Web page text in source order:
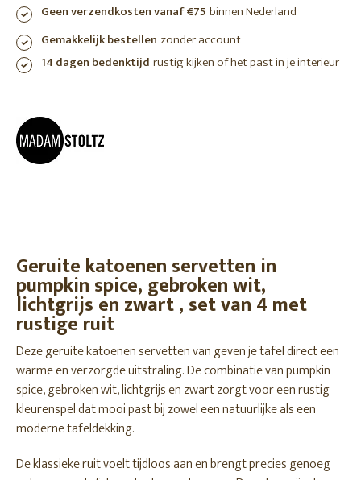
Geen verzendkosten vanaf €75 binnen Nederland
Gemakkelijk bestellen zonder account
14 dagen bedenktijd rustig kijken of het past in je interieur
Geruite katoenen servetten in
pumpkin spice, gebroken wit,
lichtgrijs en zwart , set van 4 met
rustige ruit
Deze geruite katoenen servetten van geven je tafel direct een
warme en verzorgde uitstraling. De combinatie van pumpkin
spice, gebroken wit, lichtgrijs en zwart zorgt voor een rustig
kleurenspel dat mooi past bij zowel een natuurlijke als een
moderne tafeldekking.
De klassieke ruit voelt tijdloos aan en brengt precies genoeg